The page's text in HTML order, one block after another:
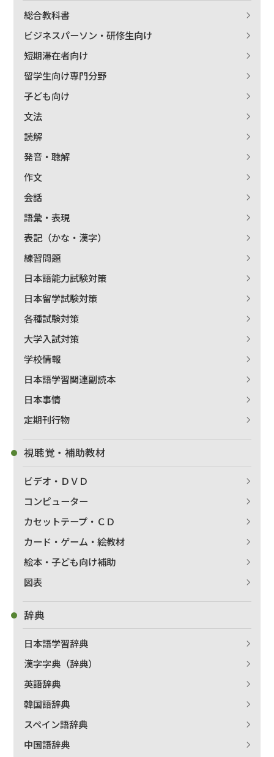
著者名で絞り込む
総合教科書
ビジネスパーソン・研修生向け
短期滞在者向け
留学生向け専門分野
子ども向け
文法
読解
発音・聴解
作文
会話
語彙・表現
表記（かな・漢字）
練習問題
日本語能力試験対策
日本留学試験対策
各種試験対策
大学入試対策
学校情報
日本語学習関連副読本
日本事情
定期刊行物
視聴覚・補助教材
ビデオ・ＤＶＤ
コンピューター
カセットテープ・ＣＤ
カード・ゲーム・絵教材
絵本・子ども向け補助
図表
辞典
日本語学習辞典
漢字字典（辞典）
英語辞典
韓国語辞典
スペイン語辞典
中国語辞典